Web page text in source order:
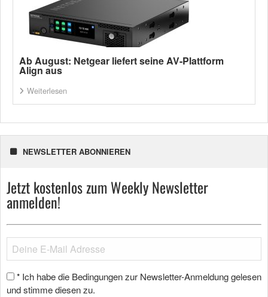
Ab August: Netgear liefert seine AV-Plattform
Align aus
Weiterlesen
NEWSLETTER ABONNIEREN
Jetzt kostenlos zum Weekly Newsletter
anmelden!
* Ich habe die Bedingungen zur Newsletter-Anmeldung gelesen
und stimme diesen zu.